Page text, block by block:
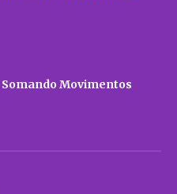
Somando Movimentos